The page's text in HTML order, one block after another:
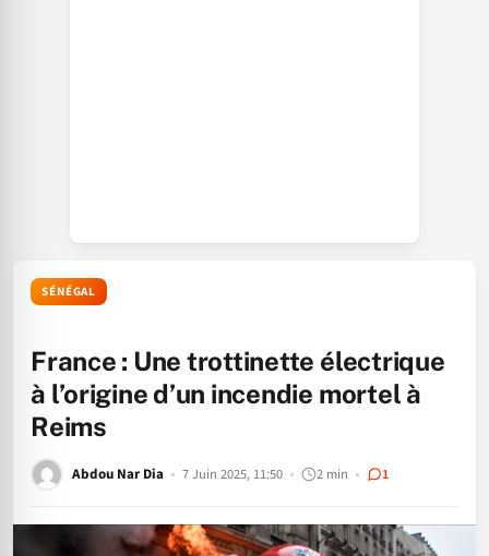
SÉNÉGAL
France : Une trottinette électrique
à l’origine d’un incendie mortel à
Reims
Abdou Nar Dia 7 Juin 2025, 11:50 2 min 1